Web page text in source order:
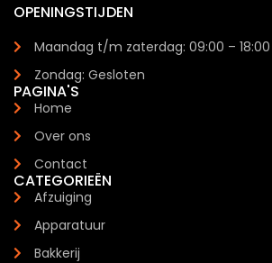
OPENINGSTIJDEN
Maandag t/m zaterdag: 09:00 – 18:00
Zondag: Gesloten
PAGINA'S
Home
Over ons
Contact
CATEGORIEËN
Afzuiging
Apparatuur
Bakkerij